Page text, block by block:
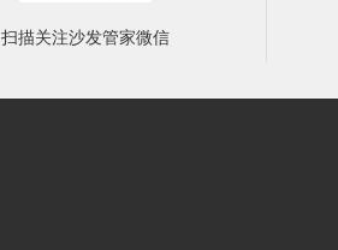
扫描关注沙发管家微信